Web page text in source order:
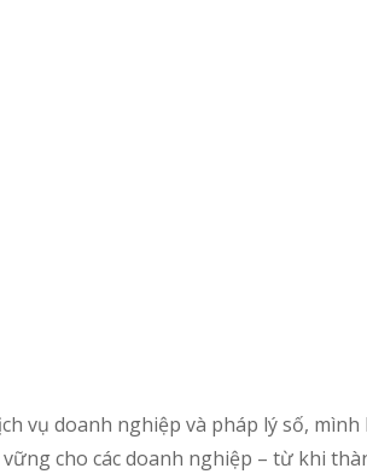
vụ doanh nghiệp và pháp lý số,
cho các doanh nghiệp – từ khi